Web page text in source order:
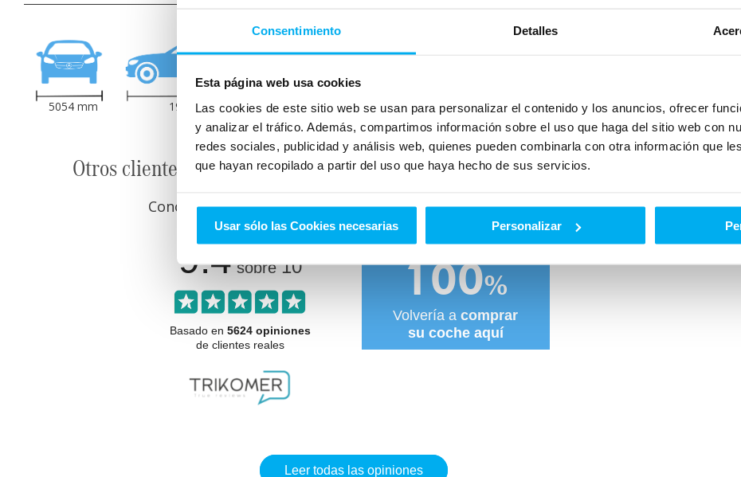
Consentimiento Detalles
Esta página web usa cookies
Las cookies de este sitio web se usan para personalizar el contenido y los anuncios, ofrecer
y analizar el tráfico. Además, compartimos información sobre el uso que haga del sitio web con
redes sociales, publicidad y análisis web, quienes pueden combinarla con otra información que
que hayan recopilado a partir del uso que haya hecho de sus servicios.
Usar sólo las Cookies necesarias Personalizar
mm
5054 mm 1953 mm
Peso:
Otros clientes que ya compraron en Dimovil te cuentan cómo les fue.
Conoce lo que opinan y cómo nos valoran nuestros clientes.
9.4sobre10
Basado en 5624 opiniones
de clientes reales
100%
Volvería acomprar
su coche aquí
Leer todas las opiniones